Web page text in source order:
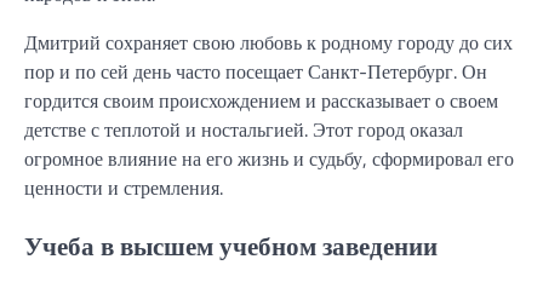
Дмитрий сохраняет свою любовь к родному городу до сих
пор и по сей день часто посещает Санкт-Петербург. Он
гордится своим происхождением и рассказывает о своем
детстве с теплотой и ностальгией. Этот город оказал
огромное влияние на его жизнь и судьбу, сформировал его
ценности и стремления.
Учеба в высшем учебном заведении